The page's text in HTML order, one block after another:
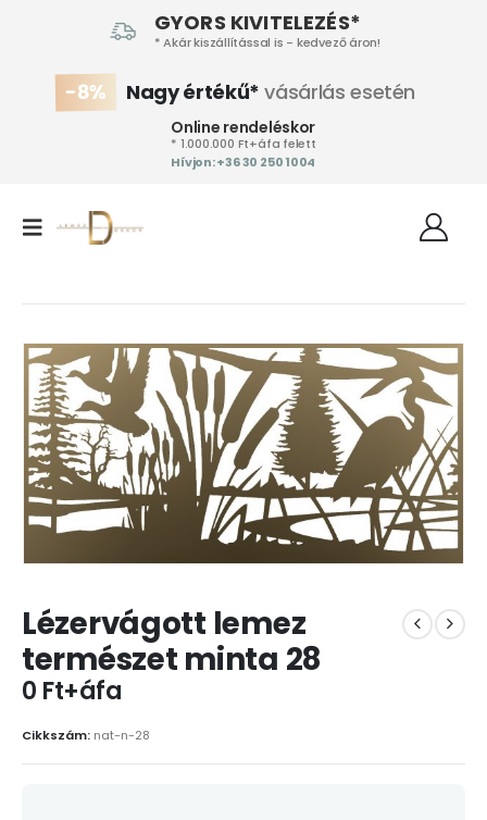
GYORS KIVITELEZÉS*
* Akár kiszállítással is - kedvező áron!
-8% Nagy értékű* vásárlás esetén
Online rendeléskor
* 1.000.000 Ft+áfa felett
Hívjon: +36 30 250 1004‬
Lézervágott lemez
természet minta 28
0 Ft+áfa
Cikkszám: nat-n-28